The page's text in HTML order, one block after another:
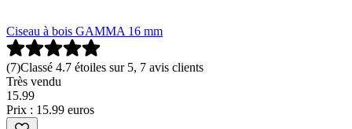
Ciseau à bois GAMMA 16 mm
(7)Classé 4.7 étoiles sur 5, 7 avis clients
Très vendu
15.99
Prix : 15.99 euros